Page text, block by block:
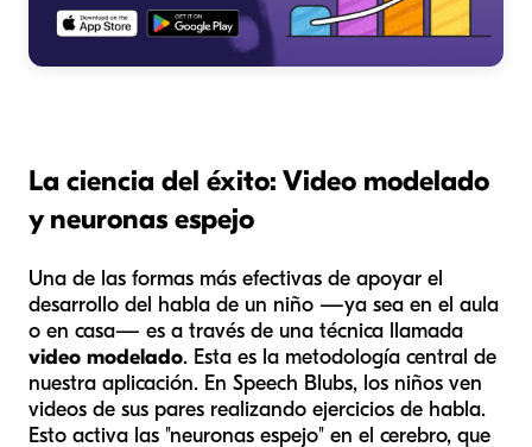
La ciencia del éxito: Video modelado
y neuronas espejo
Una de las formas más efectivas de apoyar el
desarrollo del habla de un niño —ya sea en el aula
o en casa— es a través de una técnica llamada
video modelado. Esta es la metodología central de
nuestra aplicación. En Speech Blubs, los niños ven
videos de sus pares realizando ejercicios de habla.
Esto activa las "neuronas espejo" en el cerebro, que